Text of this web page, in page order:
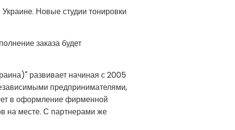
Новые студии тонировки
заказа будет
развивает начиная с 2005
предпринимателями,
в оформление фирменной
на месте. С партнерами же